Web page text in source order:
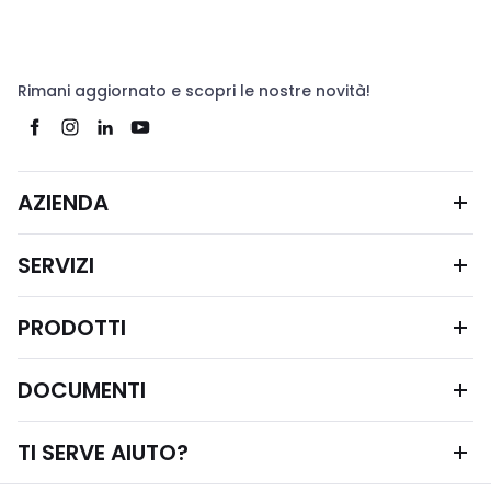
Rimani aggiornato e scopri le nostre novità!
AZIENDA
SERVIZI
PRODOTTI
DOCUMENTI
TI SERVE AIUTO?